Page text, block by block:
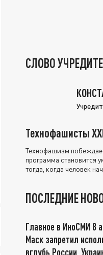
СЛОВО
Технофашисты
Технофашизм
программа становится
тогда, когда человек
ПОСЛЕДНИЕ
Главное в ИноСМИ 8
Маск запретил
вглубь России.